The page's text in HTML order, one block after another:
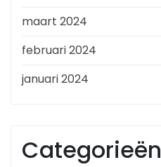
maart 2024
februari 2024
januari 2024
Categorieën